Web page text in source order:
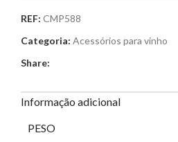
REF: CMP588
Categoria: Acessórios para vinho
Share:
Informação adicional
PESO